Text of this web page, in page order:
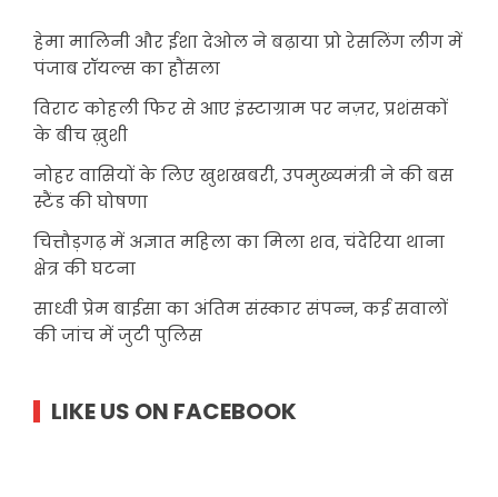
हेमा मालिनी और ईशा देओल ने बढ़ाया प्रो रेसलिंग लीग में
पंजाब रॉयल्स का हौंसला
विराट कोहली फिर से आए इंस्टाग्राम पर नज़र, प्रशंसकों
के बीच ख़ुशी
नोहर वासियों के लिए खुशखबरी, उपमुख्यमंत्री ने की बस
स्टैंड की घोषणा
चित्तौड़गढ़ में अज्ञात महिला का मिला शव, चंदेरिया थाना
क्षेत्र की घटना
साध्वी प्रेम बाईसा का अंतिम संस्कार संपन्न, कई सवालों
की जांच में जुटी पुलिस
LIKE US ON FACEBOOK